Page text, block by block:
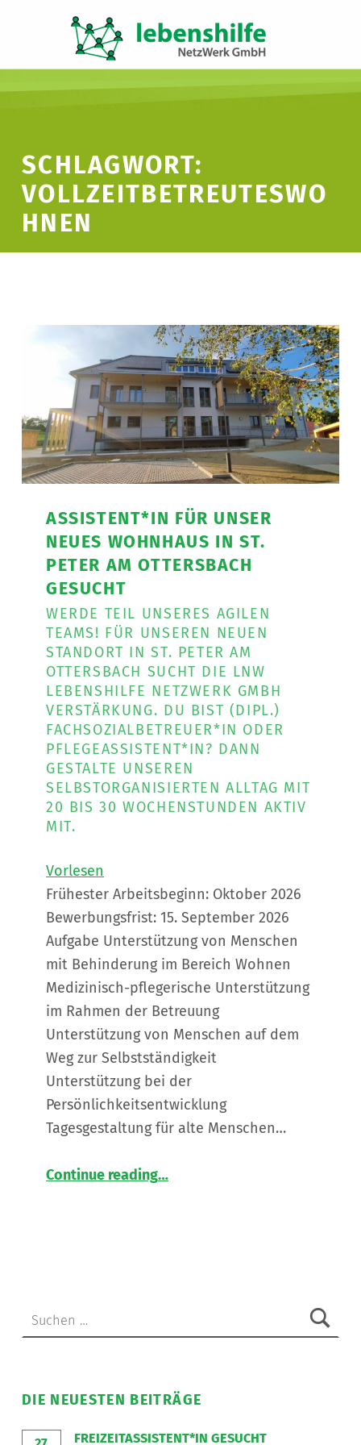
SCHLAGWORT:
VOLLZEITBETREUTESWO
HNEN
ASSISTENT*IN FÜR UNSER
NEUES WOHNHAUS IN ST.
PETER AM OTTERSBACH
GESUCHT
WERDE TEIL UNSERES AGILEN
TEAMS! FÜR UNSEREN NEUEN
STANDORT IN ST. PETER AM
OTTERSBACH SUCHT DIE LNW
LEBENSHILFE NETZWERK GMBH
VERSTÄRKUNG. DU BIST (DIPL.)
FACHSOZIALBETREUER*IN ODER
PFLEGEASSISTENT*IN? DANN
GESTALTE UNSEREN
SELBSTORGANISIERTEN ALLTAG MIT
20 BIS 30 WOCHENSTUNDEN AKTIV
MIT.
Vorlesen
Frühester Arbeitsbeginn: Oktober 2026
Bewerbungsfrist: 15. September 2026
Aufgabe Unterstützung von Menschen
mit Behinderung im Bereich Wohnen
Medizinisch-pflegerische Unterstützung
im Rahmen der Betreuung
Unterstützung von Menschen auf dem
Weg zur Selbstständigkeit
Unterstützung bei der
Persönlichkeitsentwicklung
Tagesgestaltung für alte Menschen…
Continue readingAssistent*in für unser neues Wohnhaus in St. Peter am Ottersbach gesucht
Werde
Standort
Peter
Ottersbach
…
DIE NEUESTEN BEITRÄGE
FREIZEITASSISTENT*IN GESUCHT